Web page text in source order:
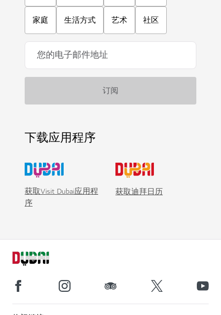
家庭 生活方式 艺术 社区
下载应用程序
获取Visit Dubai应用程
序
获取迪拜日历